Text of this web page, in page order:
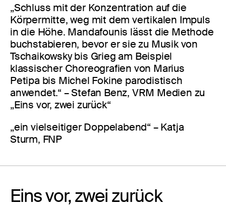
„Schluss mit der Konzentration auf die
Körpermitte, weg mit dem vertikalen Impuls
in die Höhe. Mandafounis lässt die Methode
buchstabieren, bevor er sie zu Musik von
Tschaikowsky bis Grieg am Beispiel
klassischer Choreografien von Marius
Petipa bis Michel Fokine parodistisch
anwendet.“ – Stefan Benz, VRM Medien zu
„Eins vor, zwei zurück“
„ein vielseitiger Doppelabend“ – Katja
Sturm, FNP
Eins vor, zwei zurück